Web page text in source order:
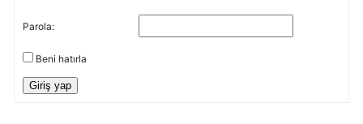
Parola:
Beni hatırla
Giriş yap